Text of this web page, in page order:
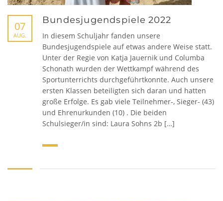
07
AUG.
Bundesjugendspiele 2022
In diesem Schuljahr fanden unsere
Bundesjugendspiele auf etwas andere Weise statt.
Unter der Regie von Katja Jauernik und Columba
Schonath wurden der Wettkampf während des
Sportunterrichts durchgeführtkonnte. Auch unsere
ersten Klassen beteiligten sich daran und hatten
große Erfolge. Es gab viele Teilnehmer-, Sieger- (43)
und Ehrenurkunden (10) . Die beiden
Schulsieger/in sind: Laura Sohns 2b […]